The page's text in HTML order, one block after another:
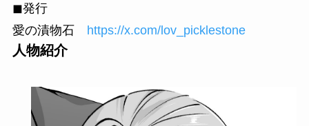
◼︎発行
愛の漬物石 https://x.com/lov_picklestone
人物紹介